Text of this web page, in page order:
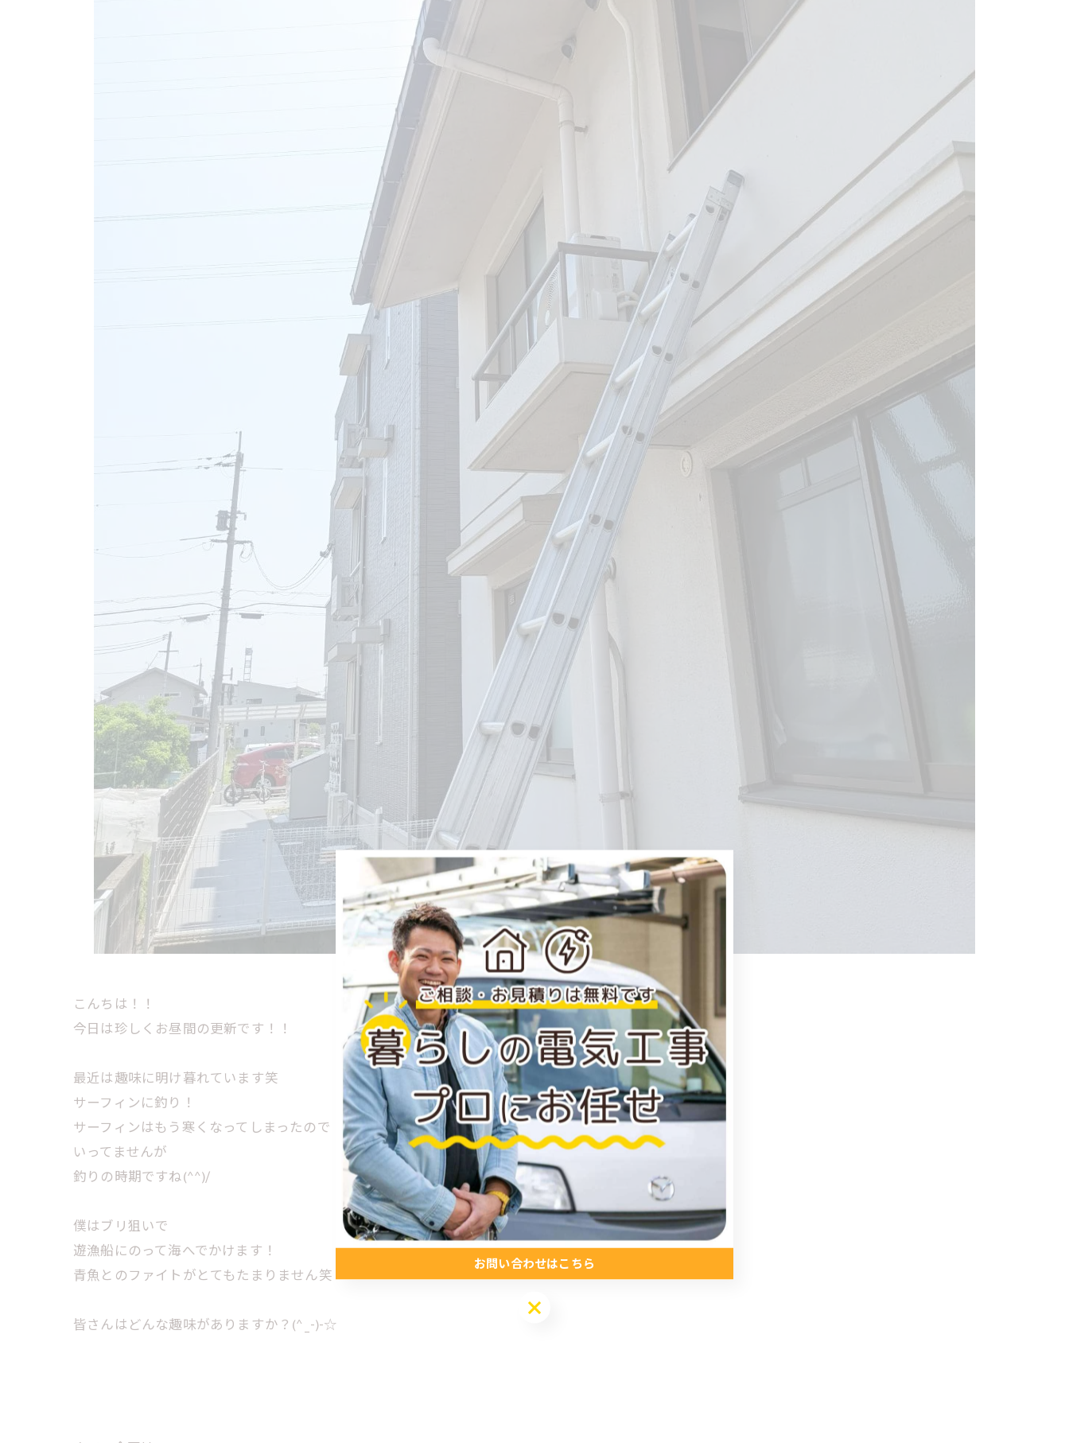
こんちは！！
今日は珍しくお昼間の更新です！！
最近は趣味に明け暮れています笑
サーフィンに釣り！
サーフィンはもう寒くなってしまったので
いってませんが
釣りの時期ですね(^^)/
僕はブリ狙いで
遊漁船にのって海へでかけます！
青魚とのファイトがとてもたまりません笑
皆さんはどんな趣味がありますか？(^_-)-☆
お問い合わせはこちら
お問い合わせはこちら